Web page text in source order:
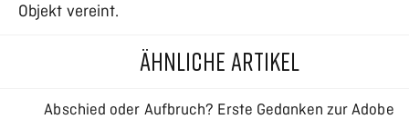
Objekt vereint.
ÄHNLICHE ARTIKEL
Abschied oder Aufbruch? Erste Gedanken zur Adobe